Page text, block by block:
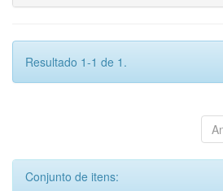
Resultado 1-1 de 1.
Conjunto de itens: